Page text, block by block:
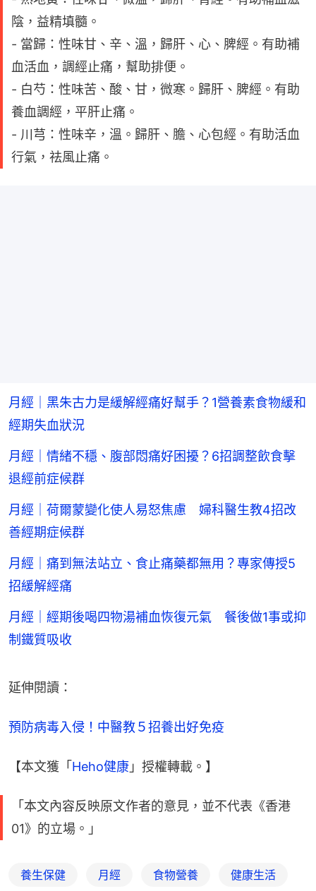
陰，益精填髓。
- 當歸：性味甘、辛、溫，歸肝、心、脾經。有助補
血活血，調經止痛，幫助排便。
- 白芍：性味苦、酸、甘，微寒。歸肝、脾經。有助
養血調經，平肝止痛。
- 川芎：性味辛，溫。歸肝、膽、心包經。有助活血
行氣，祛風止痛。
月經｜黑朱古力是緩解經痛好幫手？1營養素食物緩和
經期失血狀況
月經｜情緒不穩、腹部悶痛好困擾？6招調整飲食擊
退經前症候群
月經｜荷爾蒙變化使人易怒焦慮 婦科醫生教4招改
善經期症候群
月經｜痛到無法站立、食止痛藥都無用？專家傳授5
招緩解經痛
月經｜經期後喝四物湯補血恢復元氣 餐後做1事或抑
制鐵質吸收
延伸閱讀：
預防病毒入侵！中醫教５招養出好免疫
【本文獲「Heho健康 」授權轉載。】
「本文內容反映原文作者的意見，並不代表《香港
01》的立場。」
養生保健 月經 食物營養 健康生活